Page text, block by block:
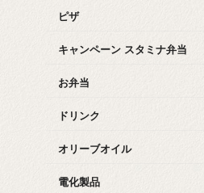
ピザ
キャンペーン スタミナ弁当
お弁当
ドリンク
オリーブオイル
電化製品